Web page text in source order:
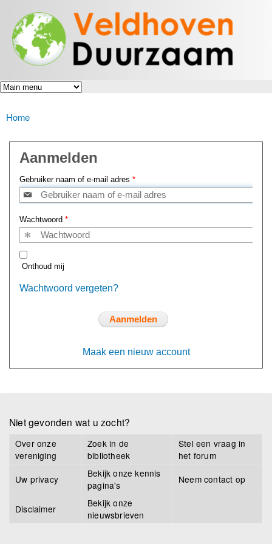
en naar
de inhoud
gaan
Veldhoven
Duurzaam
Energiek
naar de
toekomst
U bent hier
Home
Aanmelden
Gebruiker naam of e-mail adres *
Wachtwoord *
Onthoud mij
Wachtwoord vergeten?
Maak een nieuw account
Niet gevonden wat u zocht?
Over onze
vereniging
Zoek in de
bibliotheek
Stel een vraag in
het forum
Uw privacy
Bekijk onze kennis
pagina's
Neem contact op
Disclaimer
Bekijk onze
nieuwsbrieven